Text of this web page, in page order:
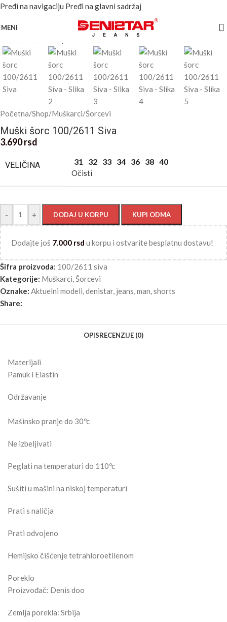
Pređi na navigaciju Pređi na glavni sadržaj
MENI Kliknite za uvećanje
Početna/Shop/Muškarci/Šorcevi
Muški šorc 100/2611 Siva
3.690rsd
VELIČINA 31 32 33 34 36 38 40
Očisti
- + DODAJ U KORPU KUPI ODMA
Dodajte još 7.000 rsd u korpu i ostvarite besplatnu dostavu!
Šifra proizvoda: 100/2611 siva
Kategorije: Muškarci,Šorcevi
Oznake: Aktuelni modeli,denistar, jeans,man,shorts
Share:
OPISRECENZIJE (0)
Materijali
Pamuk i Elastin
Održavanje
Mašinsko pranje do 30ºc
Ne izbeljivati
Peglati na temperaturi do 110ºc
Sušiti u mašini na niskoj temperaturi
Prati s naličja
Prati odvojeno
Hemijsko čišćenje tetrahloroetilenom
Poreklo
Proizvođač: Denis doo
Zemlja porekla: Srbija